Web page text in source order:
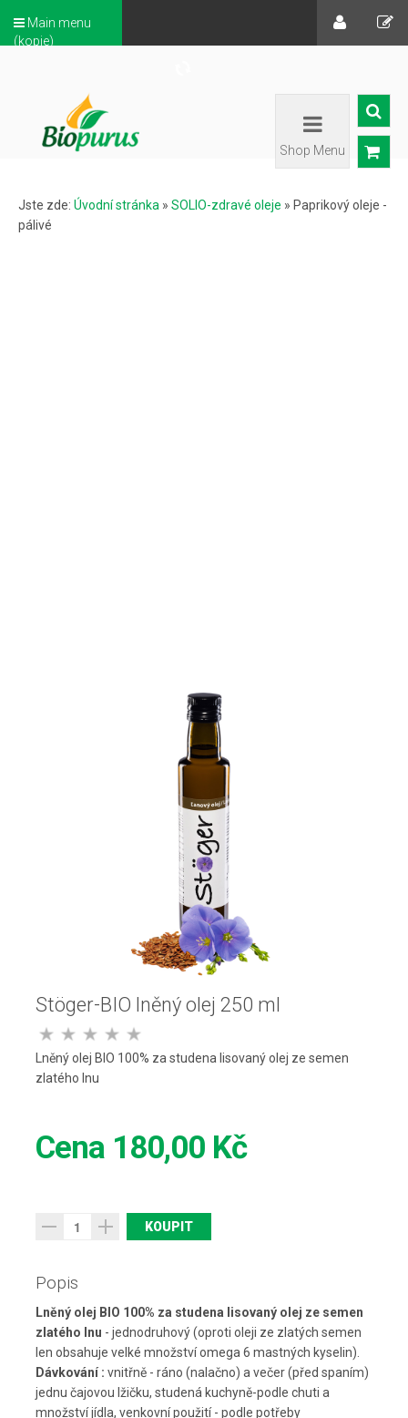
Main menu
(kopie)
Shop Menu
Jste zde: Úvodní stránka » SOLIO-zdravé oleje » Paprikový oleje -
pálivé
Stöger-BIO lněný olej 250 ml
Lněný olej BIO 100% za studena lisovaný olej ze semen
zlatého lnu
Cena 180,00 Kč
Popis
Lněný olej BIO 100% za studena lisovaný olej ze semen
zlatého lnu - jednodruhový (oproti oleji ze zlatých semen
len obsahuje velké množství omega 6 mastných kyselin).
Dávkování : vnitřně - ráno (nalačno) a večer (před spaním)
jednu čajovou lžičku, studená kuchyně-podle chuti a
množství jídla, venkovní použití - podle potřeby